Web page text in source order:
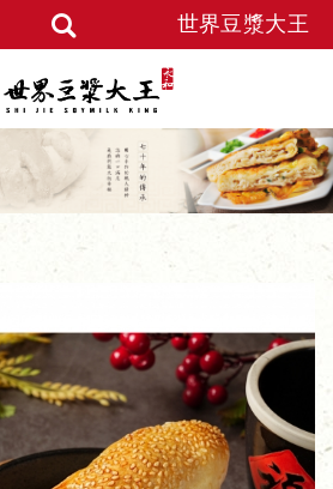
世界豆漿大王